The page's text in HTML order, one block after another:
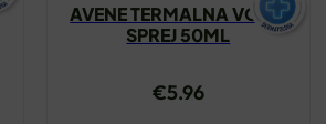
AVENE TERMALNA VODA
SPREJ 50ML
€5.96